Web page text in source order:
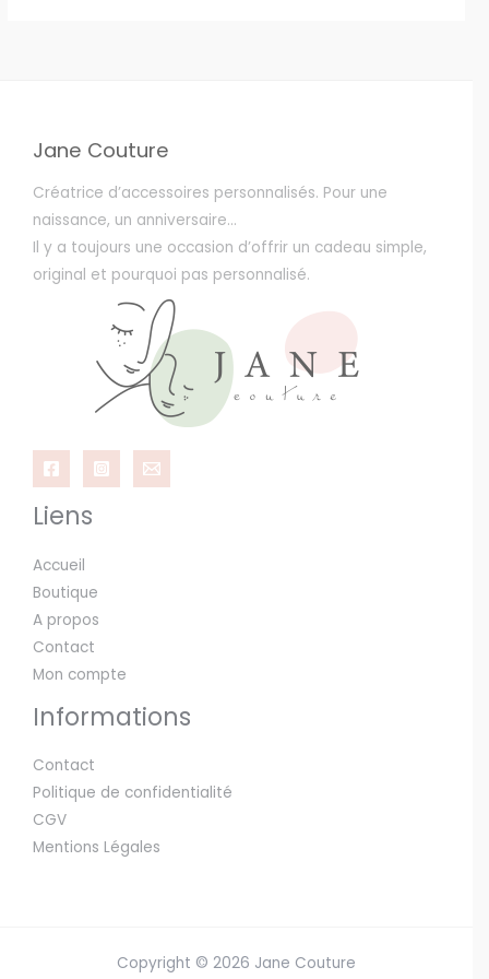
Jane Couture
Créatrice d’accessoires personnalisés. Pour une
naissance, un anniversaire…
Il y a toujours une occasion d’offrir un cadeau simple,
original et pourquoi pas personnalisé.
Liens
Accueil
Boutique
A propos
Contact
Mon compte
Informations
Contact
Politique de confidentialité
CGV
Mentions Légales
Copyright © 2026 Jane Couture